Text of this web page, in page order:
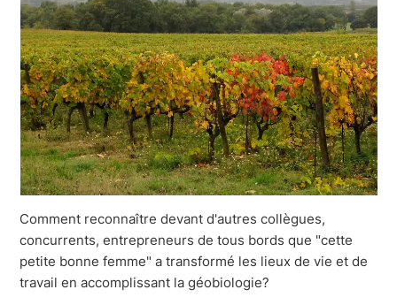
Comment reconnaître devant d'autres collègues,
concurrents, entrepreneurs de tous bords que "cette
petite bonne femme" a transformé les lieux de vie et de
travail en accomplissant la géobiologie?